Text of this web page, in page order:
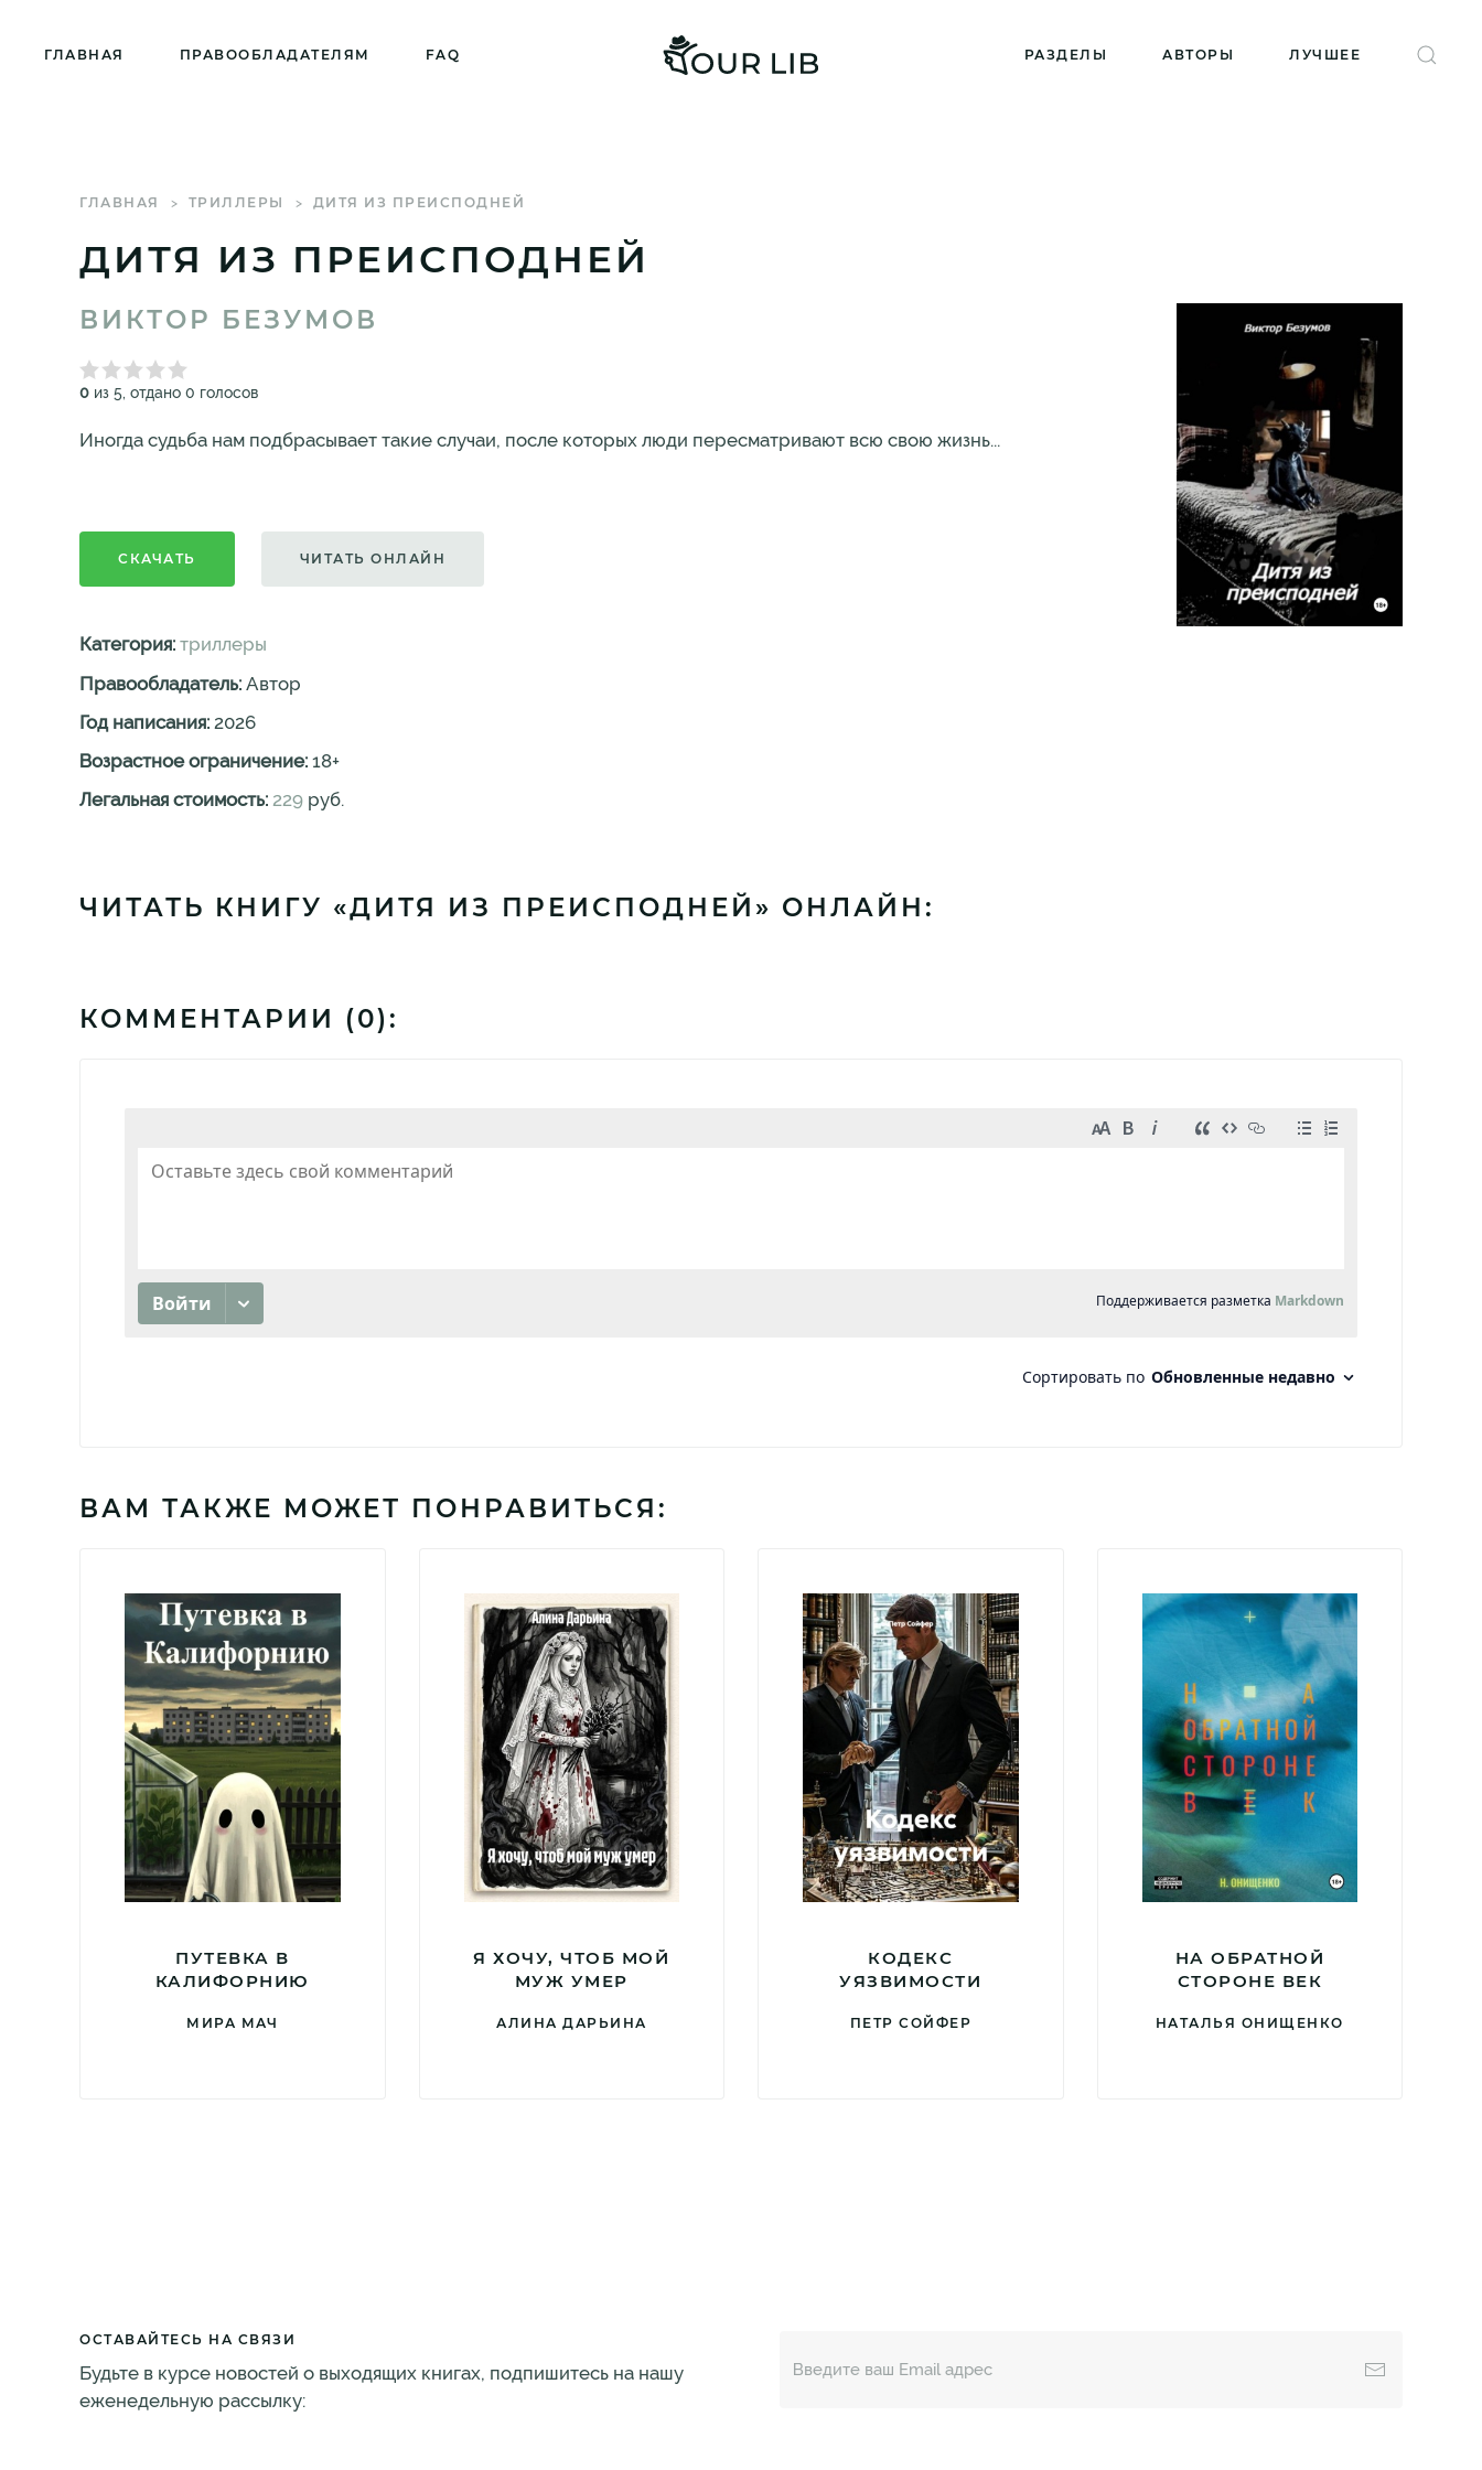
ГЛАВНАЯ ПРАВООБЛАДАТЕЛЯМ FAQ РАЗДЕЛЫ АВТОРЫ ЛУЧШЕЕ
ГЛАВНАЯ ТРИЛЛЕРЫ ДИТЯ ИЗ ПРЕИСПОДНЕЙ
ДИТЯ ИЗ ПРЕИСПОДНЕЙ
ВИКТОР БЕЗУМОВ
0 из 5, отдано 0 голосов
Иногда судьба нам подбрасывает такие случаи, после которых люди пересматривают всю свою жизнь...
СКАЧАТЬ ЧИТАТЬ ОНЛАЙН
Категория: триллеры
Правообладатель: Автор
Год написания: 2026
Возрастное ограничение: 18+
Легальная стоимость: 229 руб.
ЧИТАТЬ КНИГУ «ДИТЯ ИЗ ПРЕИСПОДНЕЙ» ОНЛАЙН:
КОММЕНТАРИИ (0):
ВАМ ТАКЖЕ МОЖЕТ ПОНРАВИТЬСЯ:
ПУТЕВКА В
КАЛИФОРНИЮ
МИРА МАЧ
Я ХОЧУ, ЧТОБ МОЙ
МУЖ УМЕР
АЛИНА ДАРЬИНА
КОДЕКС
УЯЗВИМОСТИ
ПЕТР СОЙФЕР
НА ОБРАТНОЙ
СТОРОНЕ ВЕК
НАТАЛЬЯ ОНИЩЕНКО
ОСТАВАЙТЕСЬ НА СВЯЗИ
Будьте в курсе новостей о выходящих книгах, подпишитесь на нашу
еженедельную рассылку: